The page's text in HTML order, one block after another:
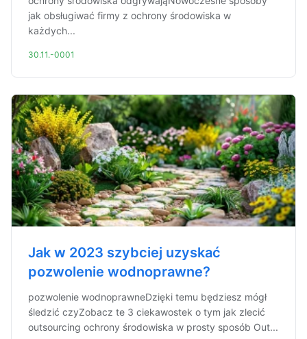
jak obsługiwać firmy z ochrony środowiska w
każdych...
30.11.-0001
Jak w 2023 szybciej uzyskać
pozwolenie wodnoprawne?
pozwolenie wodnoprawneDzięki temu będziesz mógł
śledzić czyZobacz te 3 ciekawostek o tym jak zlecić
outsourcing ochrony środowiska w prosty sposób Out...